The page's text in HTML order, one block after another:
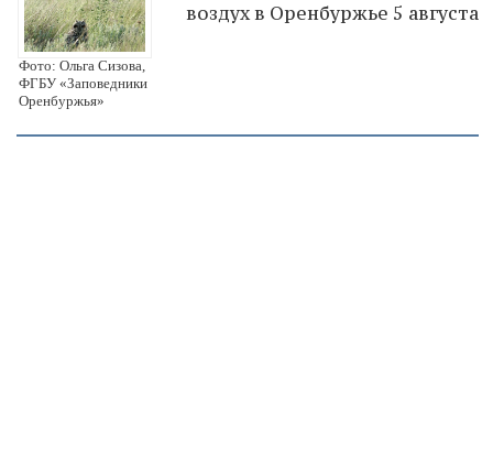
Фото: Ольга Сизова,
ФГБУ «Заповедники
Оренбуржья»
воздух в Оренбуржье 5 августа